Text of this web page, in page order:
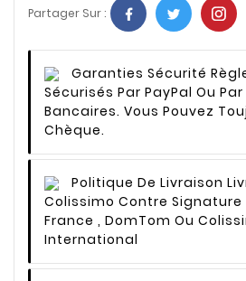
Partager Sur :
Garanties Sécurité
Sécurisés Par PayPal Ou
Bancaires. Vous Pouvez
Chèque.
Politique De Livraison
Colissimo Contre Signature
France , DomTom Ou
International